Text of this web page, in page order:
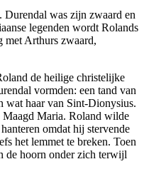
Durendal was zijn zwaard en
legenden wordt Rolands
met Arthurs zwaard,
de heilige christelijke
vormden: een tand van
wat haar van Sint-Dionysius.
Maagd Maria. Roland wilde
omdat hij stervende
het lemmet te breken. Toen
de hoorn onder zich terwijl